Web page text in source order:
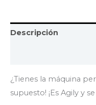
Descripción
¿Tienes la máquina
supuesto! ¡Es Agily y